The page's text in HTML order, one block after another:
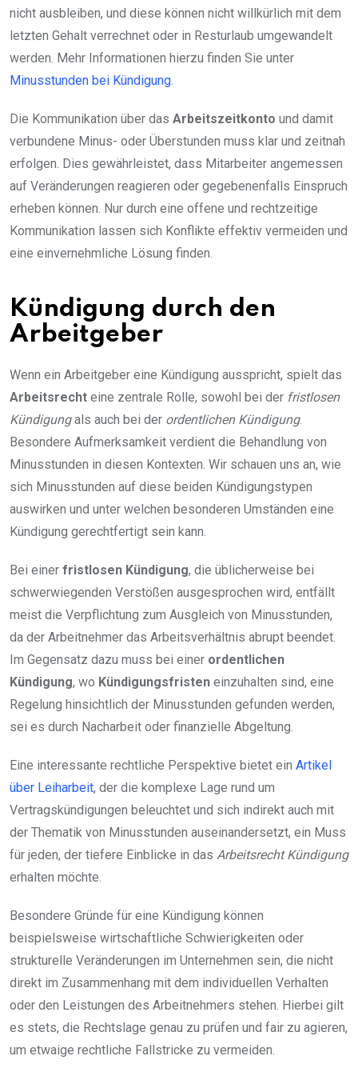
nicht ausbleiben, und diese können nicht willkürlich mit dem
letzten Gehalt verrechnet oder in Resturlaub umgewandelt
werden. Mehr Informationen hierzu finden Sie unter
Minusstunden bei Kündigung.
Die Kommunikation über das Arbeitszeitkonto und damit
verbundene Minus- oder Überstunden muss klar und zeitnah
erfolgen. Dies gewährleistet, dass Mitarbeiter angemessen
auf Veränderungen reagieren oder gegebenenfalls Einspruch
erheben können. Nur durch eine offene und rechtzeitige
Kommunikation lassen sich Konflikte effektiv vermeiden und
eine einvernehmliche Lösung finden.
Kündigung durch den
Arbeitgeber
Wenn ein Arbeitgeber eine Kündigung ausspricht, spielt das
Arbeitsrecht eine zentrale Rolle, sowohl bei der fristlosen
Kündigungals auch bei der ordentlichen Kündigung.
Besondere Aufmerksamkeit verdient die Behandlung von
Minusstunden in diesen Kontexten. Wir schauen uns an, wie
sich Minusstunden auf diese beiden Kündigungstypen
auswirken und unter welchen besonderen Umständen eine
Kündigung gerechtfertigt sein kann.
Bei einer fristlosen Kündigung, die üblicherweise bei
schwerwiegenden Verstößen ausgesprochen wird, entfällt
meist die Verpflichtung zum Ausgleich von Minusstunden,
da der Arbeitnehmer das Arbeitsverhältnis abrupt beendet.
Im Gegensatz dazu muss bei einer ordentlichen
Kündigung, wo Kündigungsfristen einzuhalten sind, eine
Regelung hinsichtlich der Minusstunden gefunden werden,
sei es durch Nacharbeit oder finanzielle Abgeltung.
Eine interessante rechtliche Perspektive bietet ein Artikel
über Leiharbeit, der die komplexe Lage rund um
Vertragskündigungen beleuchtet und sich indirekt auch mit
der Thematik von Minusstunden auseinandersetzt, ein Muss
für jeden, der tiefere Einblicke in das Arbeitsrecht Kündigung
erhalten möchte.
Besondere Gründe für eine Kündigung können
beispielsweise wirtschaftliche Schwierigkeiten oder
strukturelle Veränderungen im Unternehmen sein, die nicht
direkt im Zusammenhang mit dem individuellen Verhalten
oder den Leistungen des Arbeitnehmers stehen. Hierbei gilt
es stets, die Rechtslage genau zu prüfen und fair zu agieren,
um etwaige rechtliche Fallstricke zu vermeiden.